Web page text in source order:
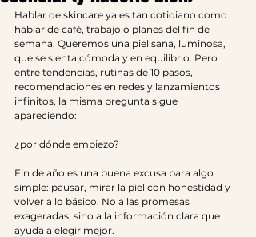
Hablar de skincare ya es tan cotidiano como
hablar de café, trabajo o planes del fin de
semana. Queremos una piel sana, luminosa,
que se sienta cómoda y en equilibrio. Pero
entre tendencias, rutinas de 10 pasos,
recomendaciones en redes y lanzamientos
infinitos, la misma pregunta sigue
apareciendo:
¿por dónde empiezo?
Fin de año es una buena excusa para algo
simple: pausar, mirar la piel con honestidad y
volver a lo básico. No a las promesas
exageradas, sino a la información clara que
ayuda a elegir mejor.